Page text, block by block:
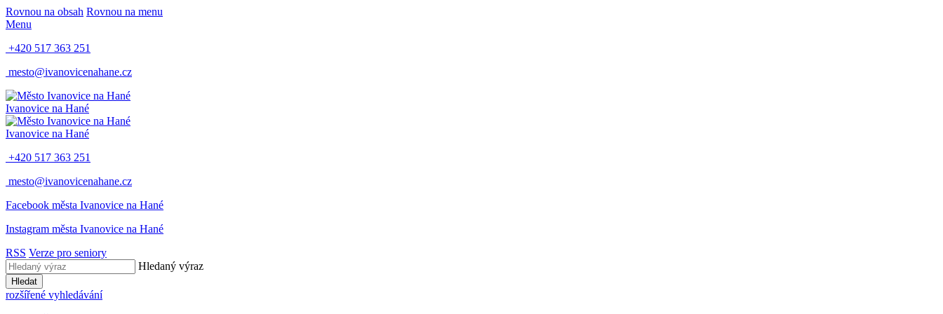
Rovnou na obsah Rovnou na menu
Menu
+420 517 363 251
mesto@ivanovicenahane.cz
Ivanovice na Hané
Ivanovice na Hané
+420 517 363 251
mesto@ivanovicenahane.cz
Facebook města Ivanovice na Hané
Instagram města Ivanovice na Hané
RSS Verze pro seniory
Hledaný výraz
Hledat
rozšířené vyhledávání